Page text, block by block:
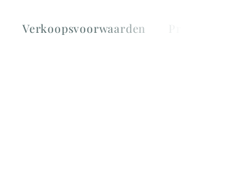
Verkoopsvoorwaarden